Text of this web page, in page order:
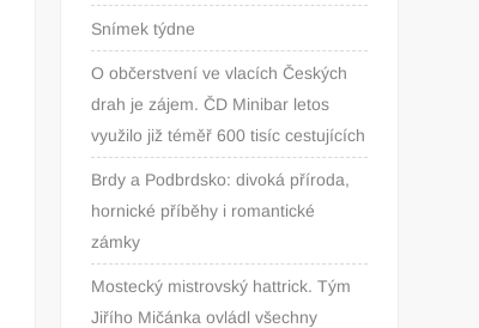
Snímek týdne
O občerstvení ve vlacích Českých
drah je zájem. ČD Minibar letos
využilo již téměř 600 tisíc cestujících
Brdy a Podbrdsko: divoká příroda,
hornické příběhy i romantické
zámky
Mostecký mistrovský hattrick. Tým
Jiřího Mičánka ovládl všechny